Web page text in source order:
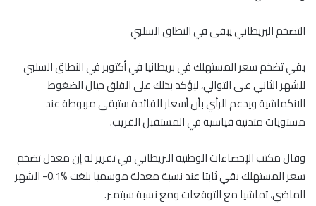
التضخم البريطاني يبقى في النطاق السلبي
بقي تضخم سعر المستهلك في بريطانيا في أكتوبر في النطاق السلبي
للشهر الثاني على التوالي، ليؤكد بذلك على القلق حيال الضغوط
الانكماشية ويدعم الرأي بأن أسعار الفائدة ستبقى مربوطة عند
مستويات متدنية قياسية في المستقبل القريب.
وقال مكتب الإحصاءات الوطنية البريطاني في تقرير له إن معدل تضخم
سعر المستهلك بقي ثابتا عند نسبة معدلة موسميا بلغت %0.1- الشهر
الماضي، تماشيا مع التوقعات ومع نسبة سبتمبر.